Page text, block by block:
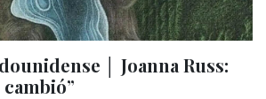
│ Joanna Russ: